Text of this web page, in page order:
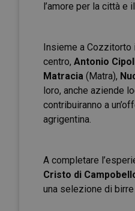
l’amore per la città e
Insieme a Cozzitorto
centro, Antonio
Matracia (Matra),
loro, anche aziende
contribuiranno a
agrigentina.
A completare
Cristo di
una selezione di